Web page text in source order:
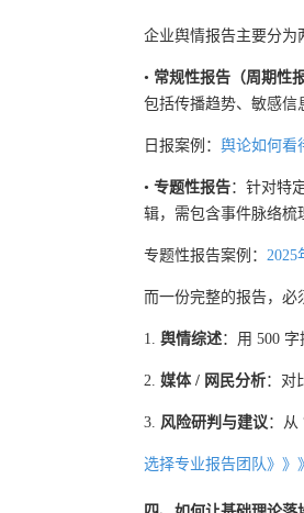
企业舆情报告主要分为
• 常规性报告（周期性报
包括传播趋势、敏感信
日报案例： 舆论如何看
• 专题性报告：针对特
辑，需包含事件脉络梳
专题性报告案例： 2025
而一份完整的报告，必
1. 舆情综述：用 500
2. 媒体 / 网民分析：对
3. 风险研判与建议 ：从
选择专业报告团队》》》